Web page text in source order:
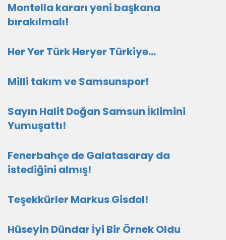
Montella kararı yeni başkana
bırakılmalı!
Her Yer Türk Heryer Türkiye…
Milli takım ve Samsunspor!
Sayın Halit Doğan Samsun İklimini
Yumuşattı!
Fenerbahçe de Galatasaray da
istediğini almış!
Teşekkürler Markus Gisdol!
Hüseyin Dündar İyi Bir Örnek Oldu